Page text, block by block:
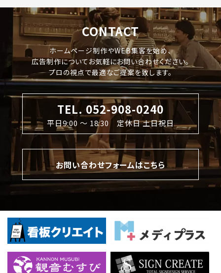
CONTACT
ホームページ制作やWEB集客を始め、
広告制作についてお気軽にお問い合わせください。
プロの視点で最適なご提案を致します。
TEL. 052-908-0240
平日9:00 〜 18:30 定休日 土日祝日
お問い合わせフォームはこちら